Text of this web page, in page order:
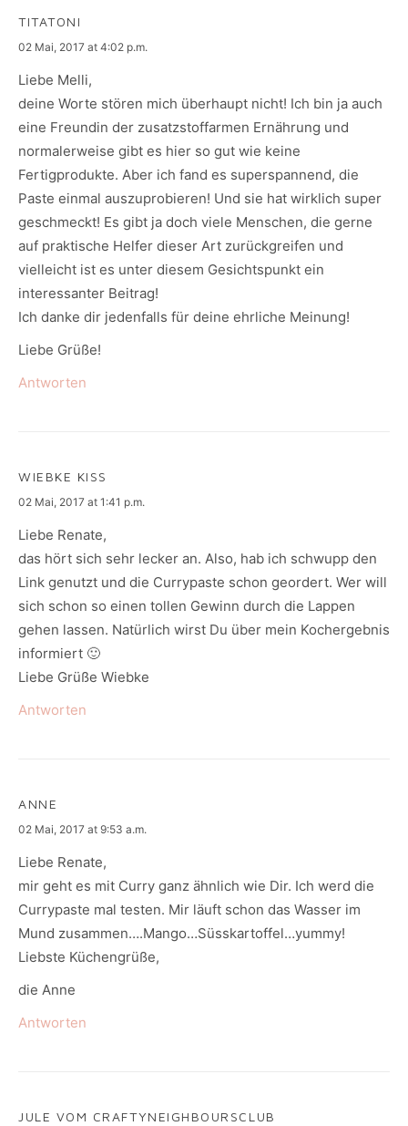
TITATONI
says:
02 Mai, 2017 at 4:02 p.m.
Liebe Melli,
deine Worte stören mich überhaupt nicht! Ich bin ja auch
eine Freundin der zusatzstoffarmen Ernährung und
normalerweise gibt es hier so gut wie keine
Fertigprodukte. Aber ich fand es superspannend, die
Paste einmal auszuprobieren! Und sie hat wirklich super
geschmeckt! Es gibt ja doch viele Menschen, die gerne
auf praktische Helfer dieser Art zurückgreifen und
vielleicht ist es unter diesem Gesichtspunkt ein
interessanter Beitrag!
Ich danke dir jedenfalls für deine ehrliche Meinung!
Liebe Grüße!
Antworten
WIEBKE KISS
says:
02 Mai, 2017 at 1:41 p.m.
Liebe Renate,
das hört sich sehr lecker an. Also, hab ich schwupp den
Link genutzt und die Currypaste schon geordert. Wer will
sich schon so einen tollen Gewinn durch die Lappen
gehen lassen. Natürlich wirst Du über mein Kochergebnis
informiert 🙂
Liebe Grüße Wiebke
Antworten
ANNE
says:
02 Mai, 2017 at 9:53 a.m.
Liebe Renate,
mir geht es mit Curry ganz ähnlich wie Dir. Ich werd die
Currypaste mal testen. Mir läuft schon das Wasser im
Mund zusammen….Mango…Süsskartoffel…yummy!
Liebste Küchengrüße,
die Anne
Antworten
JULE VOM CRAFTYNEIGHBOURSCLUB